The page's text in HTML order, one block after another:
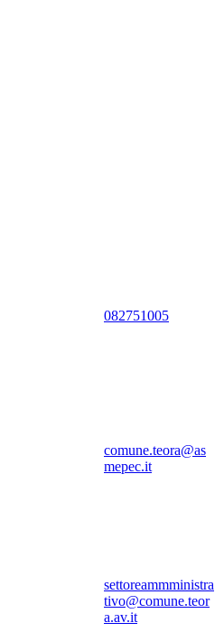
082751005
comune.teora@as
mepec.it
settoreammministra
tivo@comune.teor
a.av.it